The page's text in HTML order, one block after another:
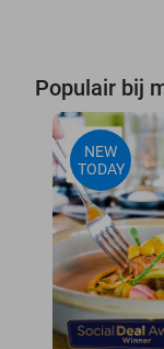
Populair bij
NEW
TODAY